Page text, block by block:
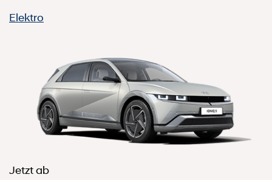
Elektro
Jetzt ab